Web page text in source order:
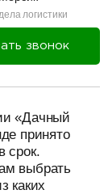
логистики
звонок
«Дачный
принято
срок.
выбрать
каких